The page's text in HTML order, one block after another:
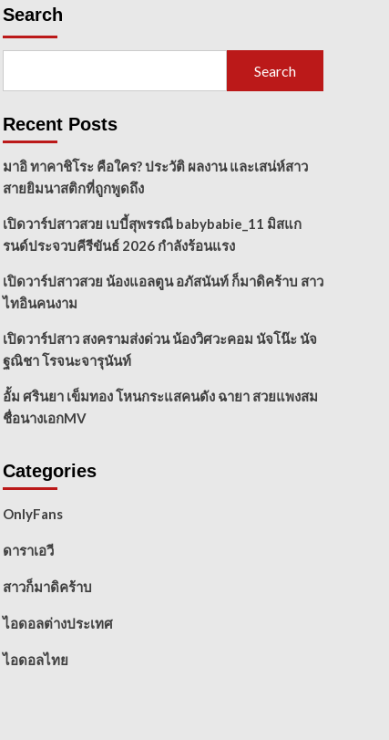
Search
Search
Recent Posts
มาอิ ทาคาชิโระ คือใคร? ประวัติ ผลงาน และเสน่ห์สาว
สายยิมนาสติกที่ถูกพูดถึง
เปิดวาร์ปสาวสวย เบบี้สุพรรณี babybabie_11 มิสแก
รนด์ประจวบคีรีขันธ์ 2026 กำลังร้อนแรง
เปิดวาร์ปสาวสวย น้องแอลตูน อภัสนันท์ ก็มาดิคร้าบ สาว
ไทอินคนงาม
เปิดวาร์ปสาว สงครามส่งด่วน น้องวิศวะคอม นัจโน๊ะ นัจ
ฐณิชา โรจนะจารุนันท์
อั้ม ศรินยา เข็มทอง โหนกระแสคนดัง ฉายา สวยแพงสม
ชื่อนางเอกMV
Categories
OnlyFans
ดาราเอวี
สาวก็มาดิคร้าบ
ไอดอลต่างประเทศ
ไอดอลไทย